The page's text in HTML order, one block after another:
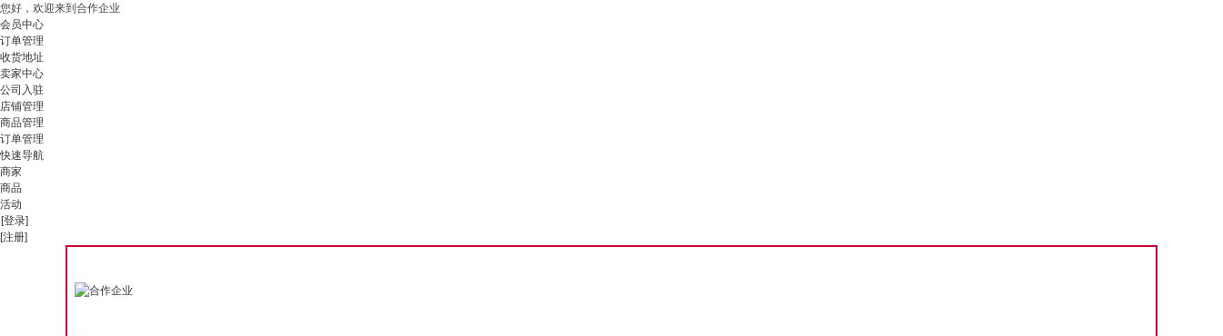
您好，欢迎来到合作企业
会员中心
订单管理
收货地址
卖家中心
公司入驻
店铺管理
商品管理
订单管理
快速导航
商家
商品
活动
[登录]
[注册]